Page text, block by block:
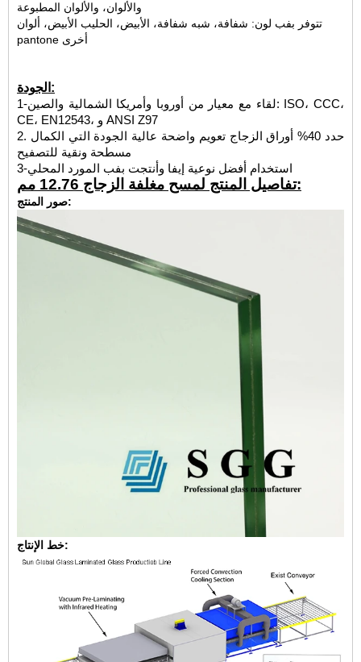
والألوان، والألوان المطبوعة
تتوفر بفب لون: شفافة، شبه شفافة، الأبيض، الحليب الأبيض، ألوان
pantone أخرى
الجودة:
1-لقاء مع معيار من أوروبا وأمريكا الشمالية والصين: ISO، CCC،
CE، EN12543، و ANSI Z97
2. حدد 40% أوراق الزجاج تعويم واضحة عالية الجودة التي الكمال
مسطحة ونقية للتصفيح
تفاصيل المنتج لمسح مغلفة الزجاج 12.76 مم:
صور المنتج:
خط الإنتاج: